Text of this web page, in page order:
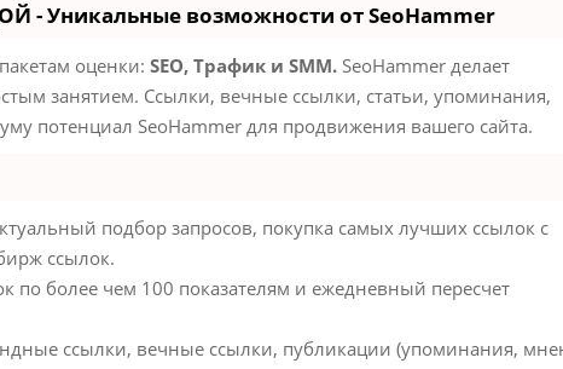
- Уникальные возможности от SeoHammer
оценки: SEO, Трафик и SMM. SeoHammer делает
занятием. Ссылки, вечные ссылки, статьи, упоминания,
потенциал SeoHammer для продвижения вашего сайта.
подбор запросов, покупка самых лучших ссылок с
ссылок.
по более чем 100 показателям и ежедневный пересчет
ссылки, вечные ссылки, публикации (упоминания,